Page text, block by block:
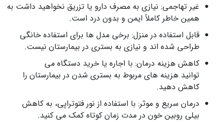
غیر تهاجمی: نیازی به مصرف دارو یا تزریق نخواهید داشت به
همین خاطر کاملاً ایمن و بدون درد است.
قابل استفاده در منزل: برخی مدل‌ ها برای استفاده خانگی
طراحی شده‌ اند و نیازی به بستری در بیمارستان نیست.
کاهش هزینه درمان: با اجاره یا خرید دستگاه می
توانید هزینه‌ های مربوط به بستری شدن در بیمارستان را
کاهش دهید.
درمان سریع و موثر: با استفاده از نور فتوتراپی، به کاهش
بیلی‌ روبین خون در مدت زمان کوتاه کمک می کنید.